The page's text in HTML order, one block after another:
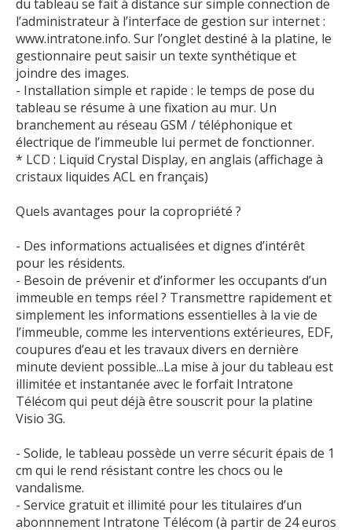
du tableau se fait à distance sur simple connection de
l’administrateur à l’interface de gestion sur internet :
www.intratone.info. Sur l’onglet destiné à la platine, le
gestionnaire peut saisir un texte synthétique et
joindre des images.
- Installation simple et rapide : le temps de pose du
tableau se résume à une fixation au mur. Un
branchement au réseau GSM / téléphonique et
électrique de l’immeuble lui permet de fonctionner.
* LCD : Liquid Crystal Display, en anglais (affichage à
cristaux liquides ACL en français)
Quels avantages pour la copropriété ?
- Des informations actualisées et dignes d’intérêt
pour les résidents.
- Besoin de prévenir et d’informer les occupants d’un
immeuble en temps réel ? Transmettre rapidement et
simplement les informations essentielles à la vie de
l’immeuble, comme les interventions extérieures, EDF,
coupures d’eau et les travaux divers en dernière
minute devient possible...La mise à jour du tableau est
illimitée et instantanée avec le forfait Intratone
Télécom qui peut déjà être souscrit pour la platine
Visio 3G.
- Solide, le tableau possède un verre sécurit épais de 1
cm qui le rend résistant contre les chocs ou le
vandalisme.
- Service gratuit et illimité pour les titulaires d’un
abonnnement Intratone Télécom (à partir de 24 euros